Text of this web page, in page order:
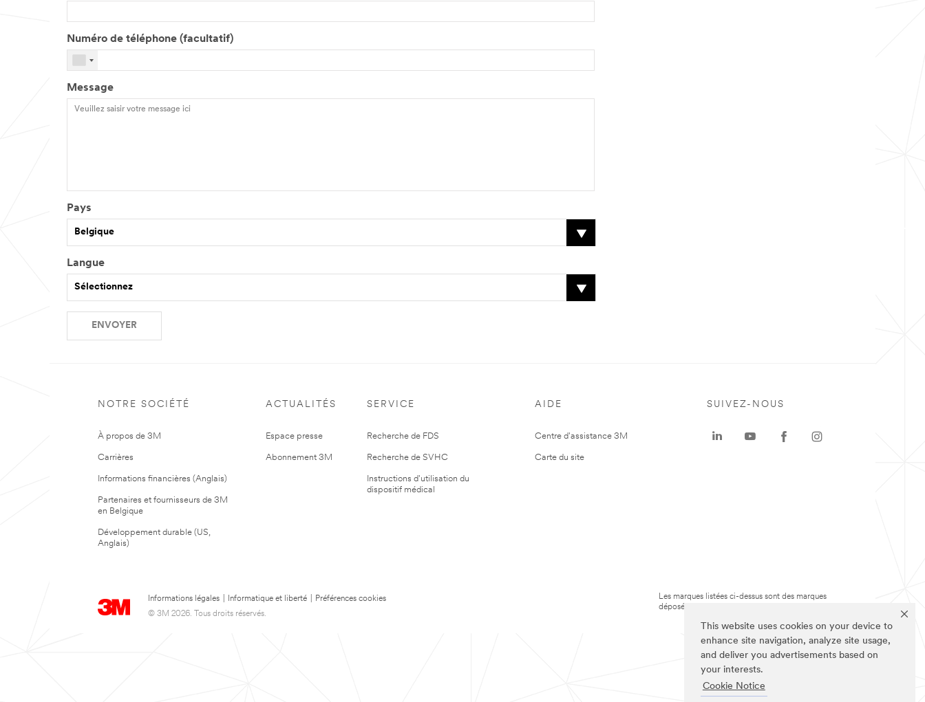
This website uses cookies on your device to
enhance site navigation, analyze site usage,
and deliver you advertisements based on
your interests.
Cookie Notice
Numéro de téléphone (facultatif)
Message
Pays
Belgique
Langue
Sélectionnez
ENVOYER
excuses.
produite.
réessayer
demande
NOTRE SOCIÉTÉ
À propos de 3M
Carrières
Informations financières (Anglais)
Partenaires et fournisseurs de 3M
en Belgique
Développement durable (US,
Anglais)
ACTUALITÉS
Espace presse
Abonnement 3M
SERVICE
Recherche de FDS
Recherche de SVHC
Instructions d'utilisation du
dispositif médical
AIDE
Centre d'assistance 3M
Carte du site
Informations légales Informatique et liberté
Préférences cookies
© 3M 2026. Tous droits réservés.
SUIVEZ-NOUS
Les marques listées ci-dessus sont des marques
déposées de 3M.